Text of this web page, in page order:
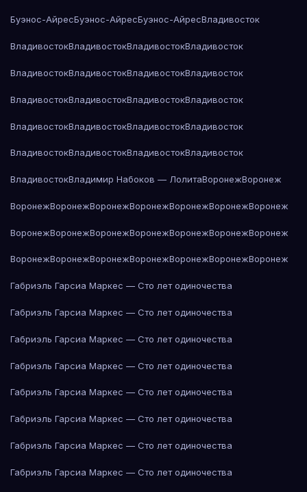
Буэнос-АйресБуэнос-АйресБуэнос-АйресВладивосток
ВладивостокВладивостокВладивостокВладивосток
ВладивостокВладивостокВладивостокВладивосток
ВладивостокВладивостокВладивостокВладивосток
ВладивостокВладивостокВладивостокВладивосток
ВладивостокВладивостокВладивостокВладивосток
ВладивостокВладимир Набоков — ЛолитаВоронежВоронеж
ВоронежВоронежВоронежВоронежВоронежВоронежВоронеж
ВоронежВоронежВоронежВоронежВоронежВоронежВоронеж
ВоронежВоронежВоронежВоронежВоронежВоронежВоронеж
Габриэль Гарсиа Маркес — Сто лет одиночества
Габриэль Гарсиа Маркес — Сто лет одиночества
Габриэль Гарсиа Маркес — Сто лет одиночества
Габриэль Гарсиа Маркес — Сто лет одиночества
Габриэль Гарсиа Маркес — Сто лет одиночества
Габриэль Гарсиа Маркес — Сто лет одиночества
Габриэль Гарсиа Маркес — Сто лет одиночества
Габриэль Гарсиа Маркес — Сто лет одиночества